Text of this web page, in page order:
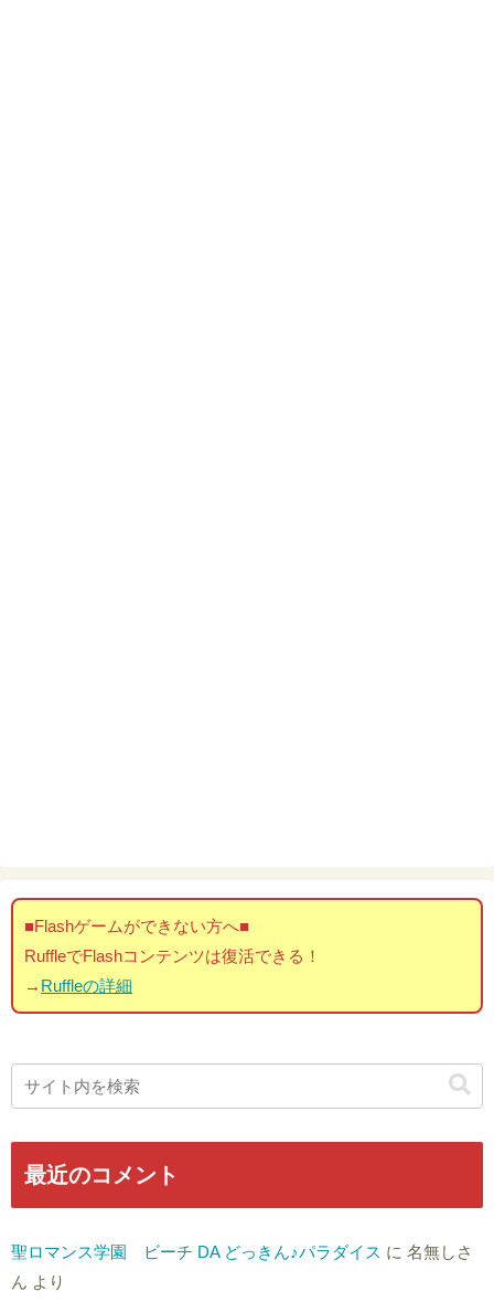
■Flashゲームができない方へ■
RuffleでFlashコンテンツは復活できる！
→ Ruffleの詳細
最近のコメント
聖ロマンス学園 ビーチ DA どっきん♪パラダイス に 名無しさ
ん より